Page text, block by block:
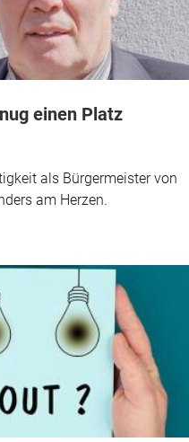
einen Platz
als Bürgermeister von
am Herzen.